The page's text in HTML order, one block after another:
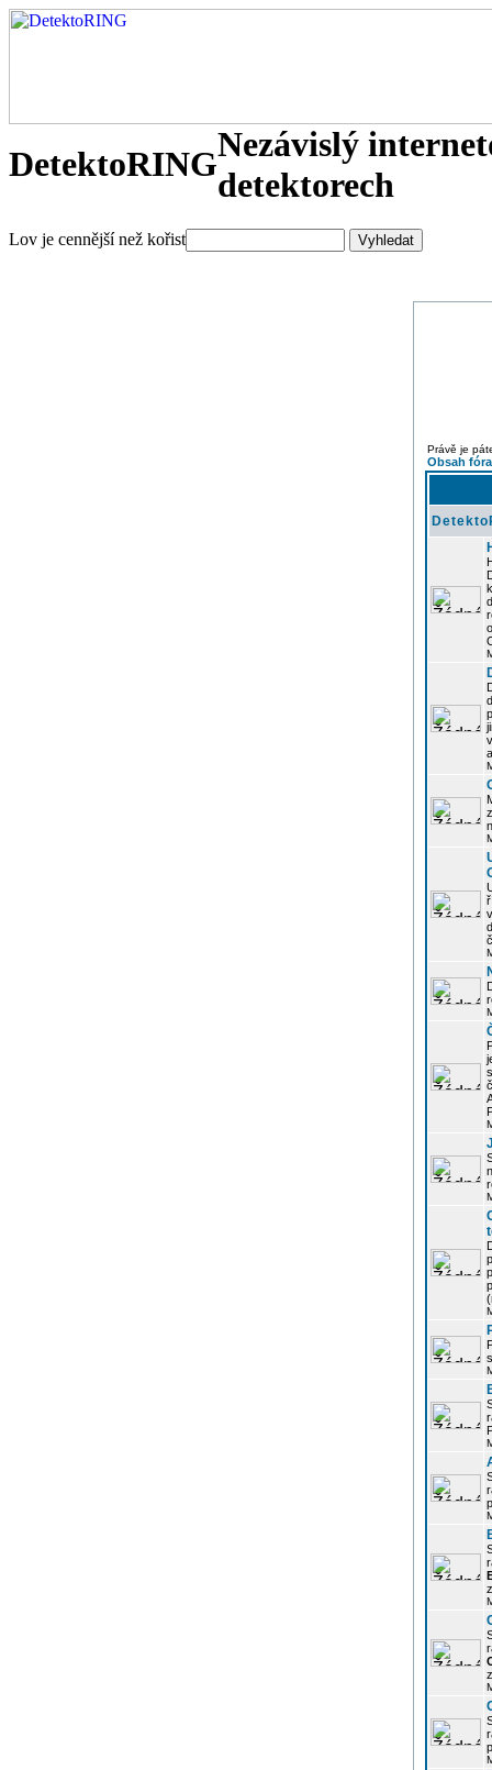
DetektoRINGNezávislý
detektorech
Lov je cennější než kořist
Právě je
Obsah